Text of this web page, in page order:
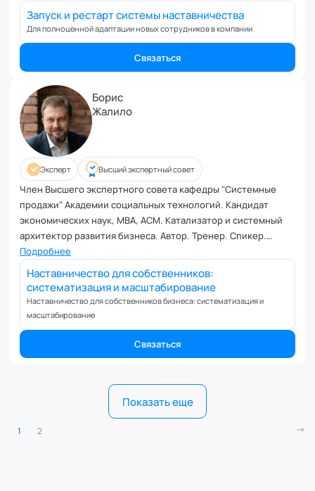
социальных технологий
Запуск и рестарт системы наставничества
Для полноценной адаптации новых сотрудников в компании
Связаться
Борис
Жалило
Эксперт Высший экспертный совет
Член Высшего экспертного совета кафедры "Системные
продажи" Академии социальных технологий. Кандидат
экономических наук, МВА, ACM. Катализатор и системный
архитектор развития бизнеса. Автор. Тренер. Спикер.
Консультант.
Подробнее
Наставничество для собственников:
систематизация и масштабирование
Наставничество для собственников бизнеса: систематизация и
масштабирование
Связаться
Показать еще
1 2